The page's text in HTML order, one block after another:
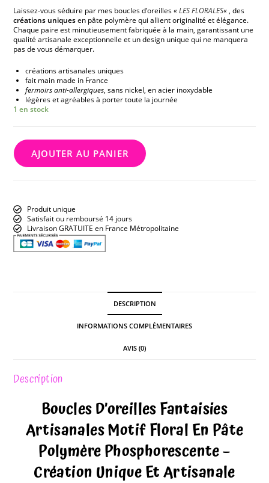
Laissez-vous séduire par mes boucles d’oreilles«LES FLORALES«, des
créations uniquesen pâte polymère qui allient originalité et élégance.
Chaque paire est minutieusement fabriquée à la main, garantissant une
qualité artisanale exceptionnelle et un design unique qui ne manquera
pas de vous démarquer.
créations artisanales uniques
fait main made in France
fermoirs anti-allergiques, sans nickel, en acier inoxydable
légères et agréables à porter toute la journée
1 en stock
AJOUTER AU PANIER
Produit unique
Satisfait ou remboursé 14 jours
Livraison GRATUITE en France Métropolitaine
DESCRIPTION
INFORMATIONS COMPLÉMENTAIRES
AVIS (0)
Description
Boucles D’oreilles Fantaisies
Artisanales Motif Floral En Pâte
Polymère Phosphorescente –
Création Unique Et Artisanale